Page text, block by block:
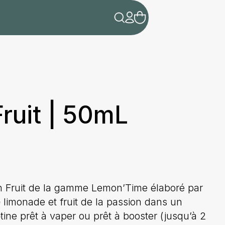
| 50mL
Fruit de la gamme Lemon’Time élaboré par
limonade et fruit de la passion dans un
prêt à vaper ou prêt à booster (jusqu’à 2